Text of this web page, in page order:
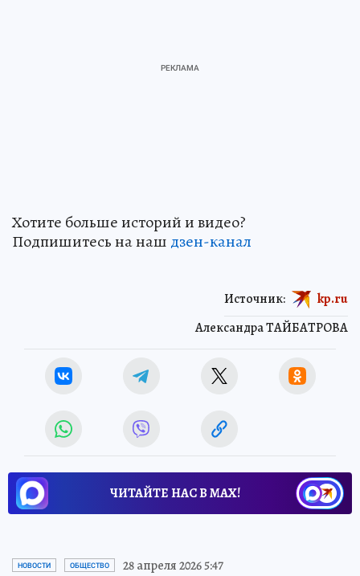
Хотите больше историй и видео?
Подпишитесь на наш дзен-канал
Александра ТАЙБАТРОВА
Источник: kp.ru
ЧИТАЙТЕ НАС В МАХ!
НОВОСТИ ОБЩЕСТВО 28 апреля 2026 5:47